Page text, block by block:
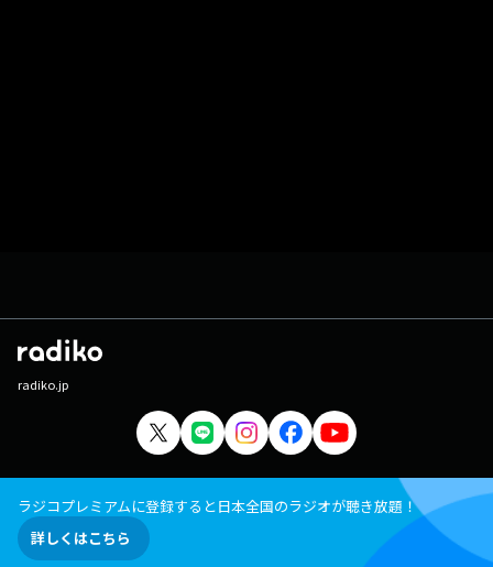
radiko.jp
ラジコプレミアムに登録すると日本全国のラジオが聴き放題！
詳しくはこちら